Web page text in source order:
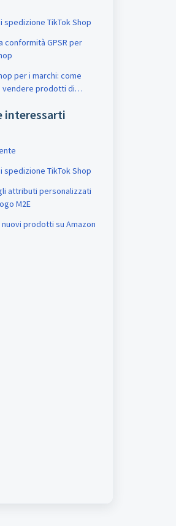
spedizione TikTok Shop
conformità GPSR per
per i marchi: come
vendere prodotti di
interessarti
spedizione TikTok Shop
attributi personalizzati
M2E
nuovi prodotti su Amazon